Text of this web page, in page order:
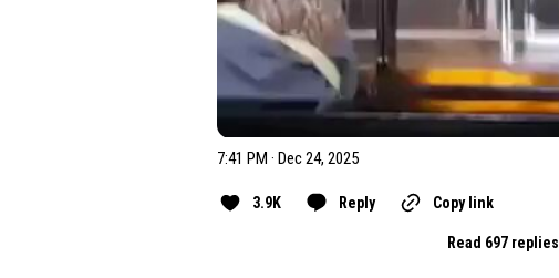
7:41 PM · Dec 24, 2025
3.9K Reply Copy link
Read 697 replies